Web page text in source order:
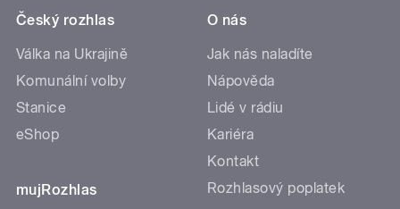
Český rozhlas
Válka na Ukrajině
Komunální volby
Stanice
eShop
mujRozhlas
O nás
Jak nás naladíte
Nápověda
Lidé v rádiu
Kariéra
Kontakt
Rozhlasový poplatek